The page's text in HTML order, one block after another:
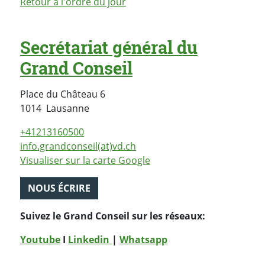
Secrétariat général du
Grand Conseil
Place du Château 6
1014 LausanneSuisse
+41213160500
info.grandconseil(at)vd.ch
Visualiser sur la carte Google
NOUS ÉCRIRE
Suivez le Grand Conseil sur les réseaux:
Youtube I Linkedin | Whatsapp